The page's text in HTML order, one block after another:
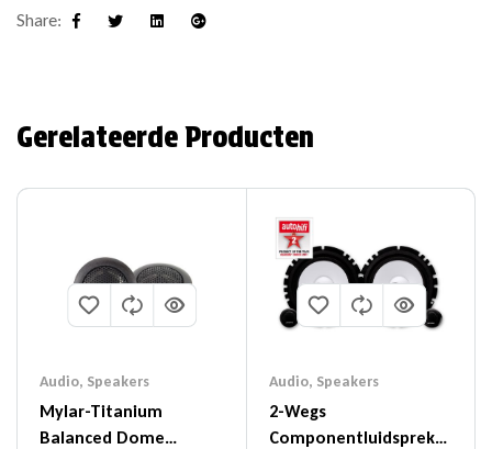
Share:
Gerelateerde Producten
Audio, Speakers
Mylar-Titanium
Balanced Dome
Audio, Speakers
2-Wegs
Componentluidspreker